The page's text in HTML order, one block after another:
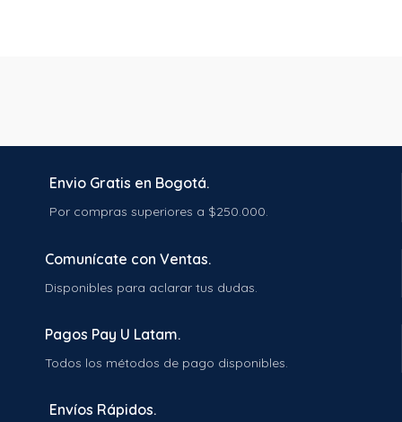
Envio Gratis en Bogotá.
Por compras superiores a $250.000.
Comunícate con Ventas.
Disponibles para aclarar tus dudas.
Pagos Pay U Latam.
Todos los métodos de pago disponibles.
Envíos Rápidos.